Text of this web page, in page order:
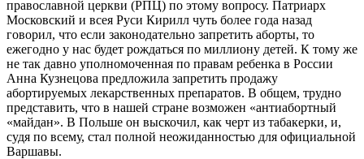
православной церкви (РПЦ) по этому вопросу. Патриарх
Московский и всея Руси Кирилл чуть более года назад
говорил, что если законодательно запретить аборты, то
ежегодно у нас будет рождаться по миллиону детей. К тому же
не так давно уполномоченная по правам ребенка в России
Анна Кузнецова предложила запретить продажу
абортируемых лекарственных препаратов. В общем, трудно
представить, что в нашей стране возможен «антиабортный
«майдан». В Польше он выскочил, как черт из табакерки, и,
судя по всему, стал полной неожиданностью для официальной
Варшавы.